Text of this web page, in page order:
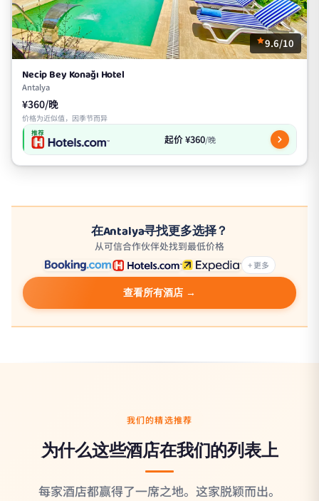
9.6/10
Necip Bey Konağı Hotel
Antalya
¥360/晚
价格为近似值，因季节而异
推荐 起价 ¥360/晚
在Antalya寻找更多选择？
从可信合作伙伴处找到最低价格
+ 更多
查看所有酒店 →
我们的精选推荐
为什么这些酒店在我们的列表上
每家酒店都赢得了一席之地。这家脱颖而出。